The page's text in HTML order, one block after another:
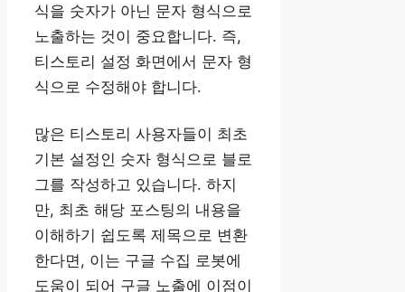
식을 숫자가 아닌 문자 형식으로
노출하는 것이 중요합니다. 즉,
티스토리 설정 화면에서 문자 형
식으로 수정해야 합니다.
많은 티스토리 사용자들이 최초
기본 설정인 숫자 형식으로 블로
그를 작성하고 있습니다. 하지
만, 최초 해당 포스팅의 내용을
이해하기 쉽도록 제목으로 변환
한다면, 이는 구글 수집 로봇에
도움이 되어 구글 노출에 이점이